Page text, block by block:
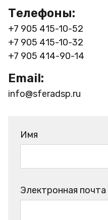
Телефоны:
+7 905 415-10-52
+7 905 415-10-32
+7 905 414-90-14
Email:
info@sferadsp.ru
Имя
Электронная почта